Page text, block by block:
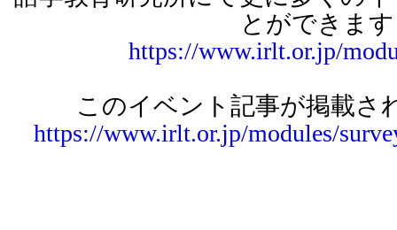
とができます
https://www.irlt.or.jp/
このイベント記事が掲載さ
https://www.irlt.or.jp/modules/